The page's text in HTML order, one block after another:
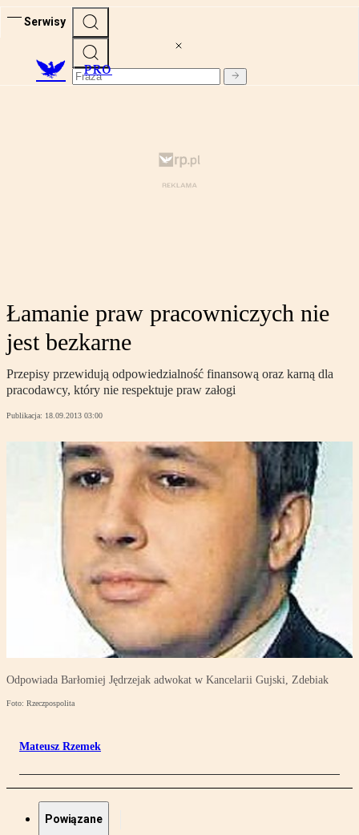
Serwisy
PRO
Łamanie praw pracowniczych nie
jest bezkarne
Przepisy przewidują odpowiedzialność finansową oraz karną dla
pracodawcy, który nie respektuje praw załogi
Publikacja: 18.09.2013 03:00
Odpowiada Barłomiej Jędrzejak adwokat w Kancelarii Gujski, Zdebiak
Foto: Rzeczpospolita
Mateusz Rzemek
Powiązane